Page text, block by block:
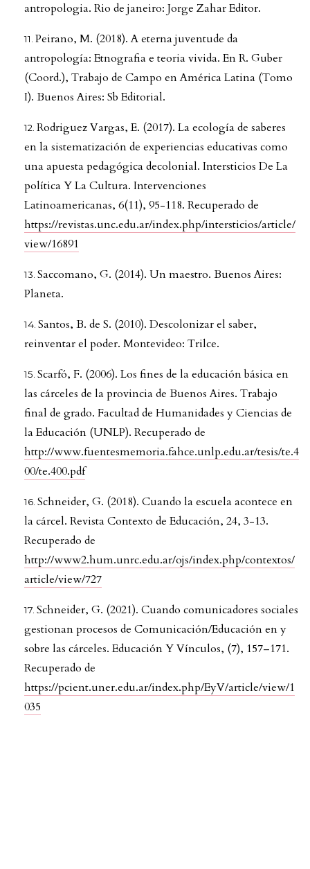
antropologia. Rio de janeiro: Jorge Zahar Editor.
Peirano, M. (2018). A eterna juventude da
antropología: Etnografia e teoria vivida. En R. Guber
(Coord.), Trabajo de Campo en América Latina (Tomo
I). Buenos Aires: Sb Editorial.
Rodriguez Vargas, E. (2017). La ecología de saberes
en la sistematización de experiencias educativas como
una apuesta pedagógica decolonial. Intersticios De La
política Y La Cultura. Intervenciones
Latinoamericanas, 6(11), 95-118. Recuperado de
https://revistas.unc.edu.ar/index.php/intersticios/article/
view/16891
Saccomano, G. (2014). Un maestro. Buenos Aires:
Planeta.
Santos, B. de S. (2010). Descolonizar el saber,
reinventar el poder. Montevideo: Trilce.
Scarfó, F. (2006). Los fines de la educación básica en
las cárceles de la provincia de Buenos Aires. Trabajo
final de grado. Facultad de Humanidades y Ciencias de
la Educación (UNLP). Recuperado de
http://www.fuentesmemoria.fahce.unlp.edu.ar/tesis/te.4
00/te.400.pdf
Schneider, G. (2018). Cuando la escuela acontece en
la cárcel. Revista Contexto de Educación, 24, 3-13.
Recuperado de
http://www2.hum.unrc.edu.ar/ojs/index.php/contextos/
article/view/727
Schneider, G. (2021). Cuando comunicadores sociales
gestionan procesos de Comunicación/Educación en y
sobre las cárceles. Educación Y Vínculos, (7), 157–171.
Recuperado de
https://pcient.uner.edu.ar/index.php/EyV/article/view/1
035